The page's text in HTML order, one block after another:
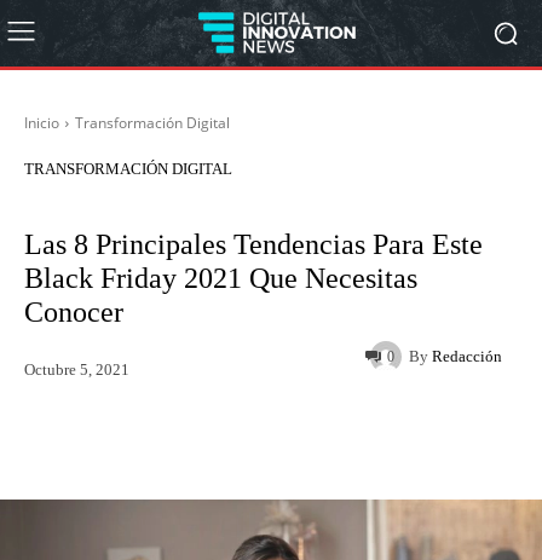
Inicio Transformación Digital
TRANSFORMACIÓN DIGITAL
Las 8 Principales Tendencias Para Este
Black Friday 2021 Que Necesitas
Conocer
By Redacción
Octubre 5, 2021
0